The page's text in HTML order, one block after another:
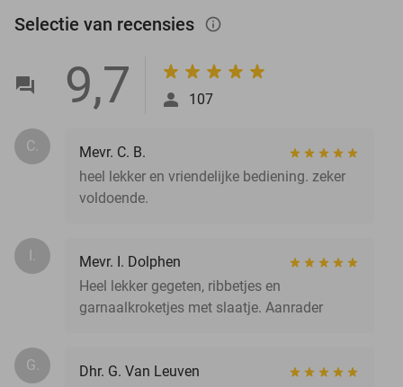
Selectie van recensies info_outlined
9,7 107
C.
Mevr. C. B.
heel lekker en vriendelijke bediening. zeker
voldoende.
I.
Mevr. I. Dolphen
Heel lekker gegeten, ribbetjes en
garnaalkroketjes met slaatje. Aanrader
G. Dhr. G. Van Leuven